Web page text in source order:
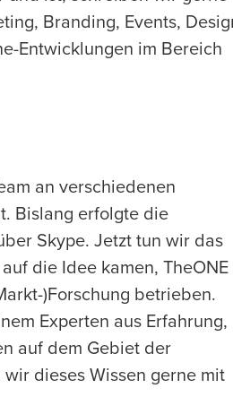
Branding, Events,
Entwicklungen im Bereich
an verschiedenen
Bislang erfolgte die
Skype. Jetzt tun wir das
die Idee kamen, TheONE
)Forschung betrieben.
Experten aus Erfahrung,
auf dem Gebiet der
dieses Wissen gerne mit